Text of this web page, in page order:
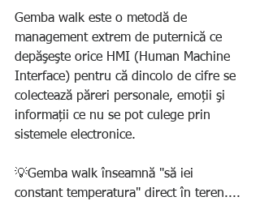
Gemba walk este o metodă de
management extrem de puternică ce
depăşeşte orice HMI (Human Machine
Interface) pentru că dincolo de cifre se
colectează păreri personale, emoții şi
informații ce nu se pot culege prin
sistemele electronice.
💡Gemba walk înseamnă "să iei
constant temperatura" direct în teren....